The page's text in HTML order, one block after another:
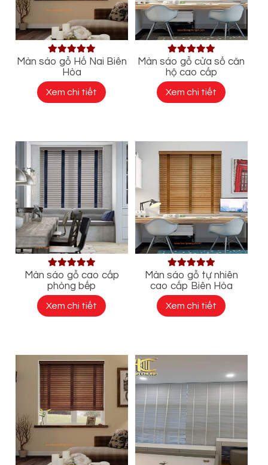
Màn sáo gỗ Hố Nai Biên
Hòa
Xem chi tiết
Màn sáo gỗ cửa sổ căn
hộ cao cấp
Xem chi tiết
Màn sáo gỗ cao cấp
phòng bếp
Xem chi tiết
Màn sáo gỗ tự nhiên
cao cấp Biên Hòa
Xem chi tiết